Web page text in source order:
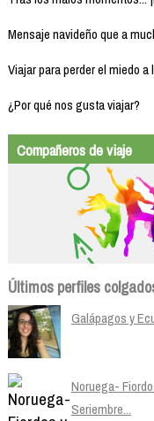
Mensaje navideño que a
Viajar para perder el miedo a
¿Por qué nos gusta viajar?
Compañeros de viaje
Últimos perfiles
Galápagos y
Noruega-
Seriembre...